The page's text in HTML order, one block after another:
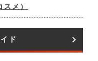
メ）
ド​